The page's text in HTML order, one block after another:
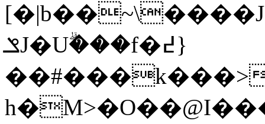
ݏJ�Uۗ���f�߄}
��#���k���>